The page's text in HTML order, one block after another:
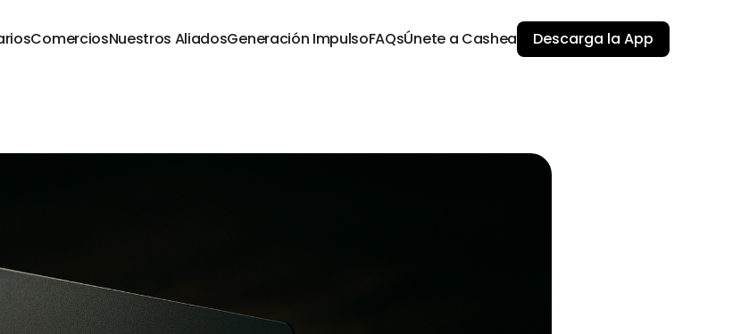
ComerciosNuestros AliadosGeneración ImpulsoFAQsÚnete a Cashea Descarga la App